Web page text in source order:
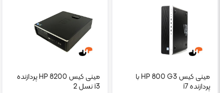
مینی کیس HP 800 G3 با
پردازنده i7
مینی کیس HP 8200 پردازنده
i3 نسل 2